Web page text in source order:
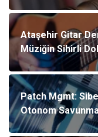
Ataşehir Gitar
Müziğin Sihirli
Patch Mgmt:
Otonom